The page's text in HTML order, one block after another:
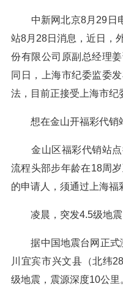
中新网北京8月29日电
站8月28日消息，近日，
份有限公司原副总经理
同日，上海市纪委监委
法，目前正接受上海市纪
想在金山开福彩代销
金山区福彩代销站点
流程头部步年龄在18周
的申请人，须通过上海福
凌晨，突发4.5级地震
据中国地震台网正式
川宜宾市兴文县（北纬
级地震，震源深度10公里